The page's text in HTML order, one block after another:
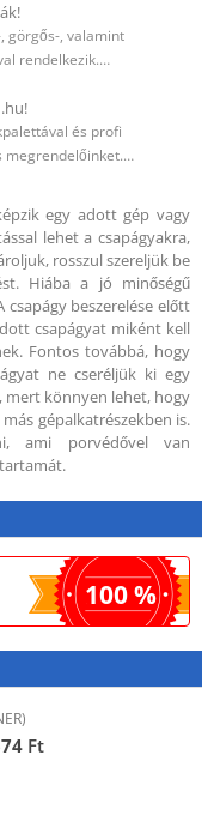
görgős-, valamint
rendelkezik.…
és profi
megrendelőinket.…
egy adott gép vagy
lehet a csapágyakra,
rosszul szereljük be
Hiába a jó minőségű
csapágy beszerelése előtt
csapágyat miként kell
Fontos továbbá, hogy
ne cseréljük ki egy
mert könnyen lehet, hogy
gépalkatrészekben is.
ami porvédővel van
100 %
Ft